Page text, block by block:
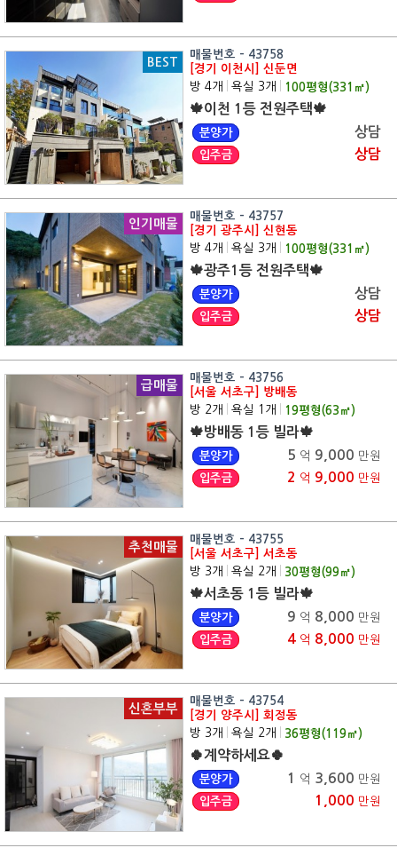
BEST
매물번호 - 43758
[경기 이천시] 신둔면
방 4개
욕실 3개 100평형(331 ㎡)
🍁이천 1등 전원주택🍁
분양가 상담
입주금 상담
인기매물
매물번호 - 43757
[경기 광주시] 신현동
방 4개
욕실 3개 100평형(331 ㎡)
🍁광주1등 전원주택🍁
분양가 상담
입주금 상담
급매물
매물번호 - 43756
[서울 서초구] 방배동
방 2개
욕실 1개 19평형(63㎡)
🍁방배동 1등 빌라🍁
분양가 5 억 9,000 만원
입주금
2 억 9,000 만원
추천매물
매물번호 - 43755
[서울 서초구] 서초동
방 3개
욕실 2개 30평형(99㎡)
🍁서초동 1등 빌라🍁
분양가 9 억 8,000 만원
입주금
4 억 8,000 만원
신혼부부
매물번호 - 43754
[경기 양주시] 회정동
방 3개
욕실 2개 36평형(119㎡)
🍀계약하세요🍀
분양가 1 억 3,600 만원
입주금
1,000 만원